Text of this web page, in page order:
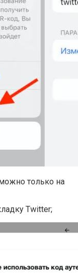
только на
Twitter;